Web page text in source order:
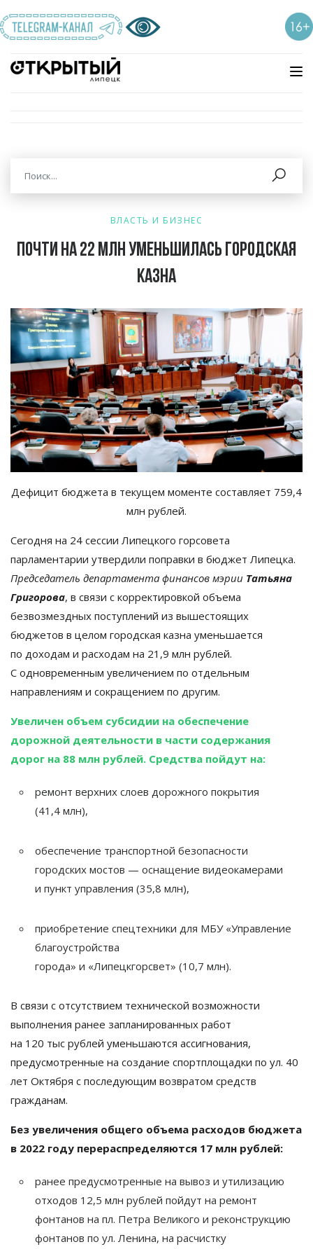
ВЛАСТЬ И БИЗНЕС
Почти на 22 млн уменьшилась городская
казна
Дефицит бюджета в текущем моменте составляет 759,4
млн рублей.
Сегодня на 24 сессии Липецкого горсовета
парламентарии утвердили поправки в бюджет Липецка.
Председатель департамента финансов мэрии Татьяна
Григорова, в связи с корректировкой объема
безвозмездных поступлений из вышестоящих
бюджетов в целом городская казна уменьшается
по доходам и расходам на 21,9 млн рублей.
С одновременным увеличением по отдельным
направлениям и сокращением по другим.
Увеличен объем субсидии на обеспечение
дорожной деятельности в части содержания
дорог на 88 млн рублей. Средства пойдут на:
ремонт верхних слоев дорожного покрытия
(41,4 млн),
обеспечение транспортной безопасности
городских мостов — оснащение видеокамерами
и пункт управления (35,8 млн),
приобретение спецтехники для МБУ «Управление
благоустройства
города» и «Липецкгорсвет» (10,7 млн).
В связи с отсутствием технической возможности
выполнения ранее запланированных работ
на 120 тыс рублей уменьшаются ассигнования,
предусмотренные на создание спортплощадки по ул. 40
лет Октября с последующим возвратом средств
гражданам.
Без увеличения общего объема расходов бюджета
в 2022 году перераспределяются 17 млн рублей:
ранее предусмотренные на вывоз и утилизацию
отходов 12,5 млн рублей пойдут на ремонт
фонтанов на пл. Петра Великого и реконструкцию
фонтанов по ул. Ленина, на расчистку